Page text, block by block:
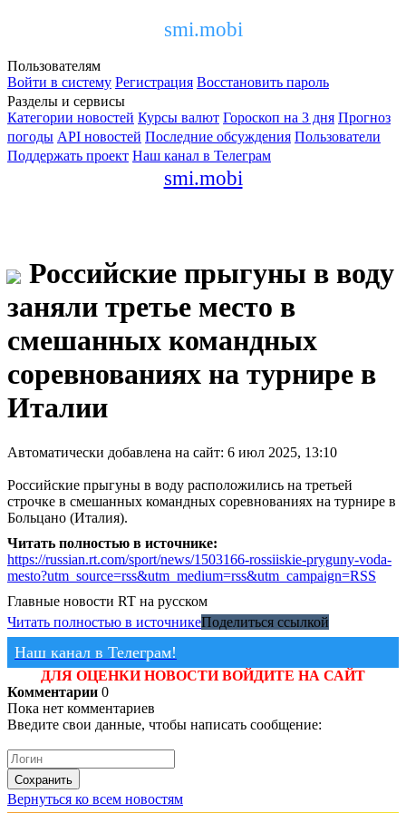
smi.mobi
Пользователям
Войти в систему Регистрация Восстановить пароль
Разделы и сервисы
Категории новостей Курсы валют Гороскоп на 3 дня Прогноз
погоды API новостей Последние обсуждения Пользователи
Поддержать проект Наш канал в Телеграм
smi.mobi
Российские прыгуны в воду
заняли третье место в
смешанных командных
соревнованиях на турнире в
Италии
Автоматически добавлена на сайт: 6 июл 2025, 13:10
Российские прыгуны в воду расположились на третьей
строчке в смешанных командных соревнованиях на турнире в
Больцано (Италия).
Читать полностью в источнике:
https://russian.rt.com/sport/news/1503166-rossiiskie-pryguny-voda-
mesto?utm_source=rss&utm_medium=rss&utm_campaign=RSS
Главные новости RT на русском
Читать полностью в источникеПоделиться ссылкой
Наш канал в Телеграм!
ДЛЯ ОЦЕНКИ НОВОСТИ ВОЙДИТЕ НА САЙТ
Комментарии 0
Пока нет комментариев
Введите свои данные, чтобы написать сообщение:
Сохранить
Вернуться ко всем новостям